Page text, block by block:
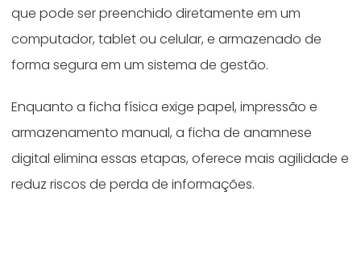
que pode ser preenchido diretamente em um
computador, tablet ou celular, e armazenado de
forma segura em um sistema de gestão.
Enquanto a ficha física exige papel, impressão e
armazenamento manual, a ficha de anamnese
digital elimina essas etapas, oferece mais agilidade e
reduz riscos de perda de informações.